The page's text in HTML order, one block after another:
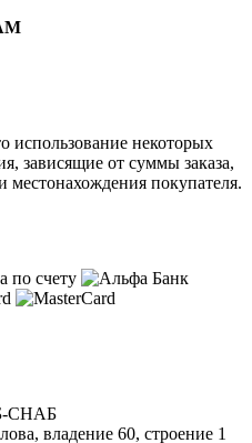
использование некоторых
зависящие от суммы заказа,
местонахождения покупателя.
СНАБ
владение 60, строение 1